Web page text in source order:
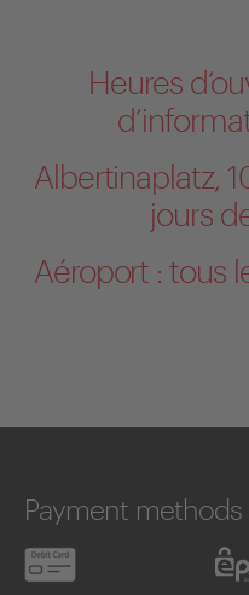
Heures
Albertinaplatz,
jours
Aéroport : tous
Payment methods